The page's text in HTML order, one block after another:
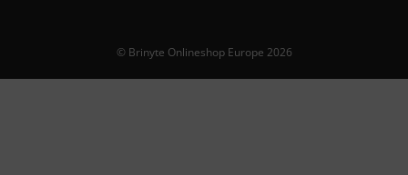
© Brinyte Onlineshop Europe 2026